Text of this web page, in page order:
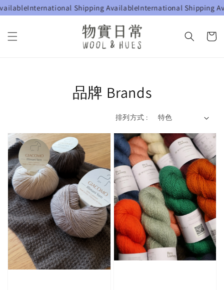
International Shipping AvailableInternational Shipping
品牌 Brands
排列方式 :